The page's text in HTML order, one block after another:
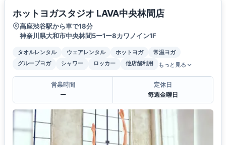
ホットヨガスタジオ LAVA中央林間店
高座渋谷駅から車で18分
神奈川県大和市中央林間5ー1ー8カワノイン1F
タオルレンタル ウェアレンタル ホットヨガ
常温ヨガ
グループヨガ
シャワー ロッカー 他店舗利用 もっと見る
営業時間
ー
定休日
毎週金曜日